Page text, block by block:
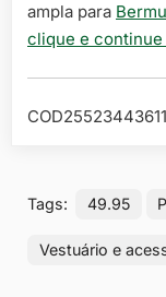
ampla para
clique e continue
Tags: 49.95
Vestuário e